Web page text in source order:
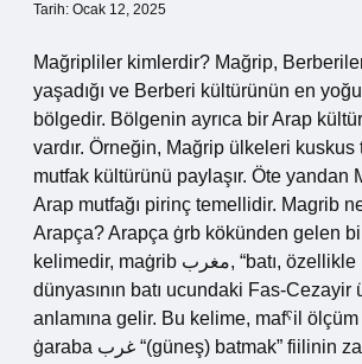
Tarih: Ocak 12, 2025
Mağripliler kimlerdir? Mağrip,
yaşadığı ve Berberi kültürünün en
bölgedir. Bölgenin ayrıca bir Arap
vardır. Örneğin, Mağrip ülkeleri kuskus
mutfak kültürünü paylaşır. Öte yandan
Arap mutfağı pirinç temellidir. Magrib
Arapça? Arapça ġrb kökünden gelen
kelimedir, maġrib مغرب, “batı, özellikle İslam
dünyasının batı ucundaki Fas-Cezayir
anlamına gelir. Bu kelime, mafˁil
ġaraba غرب “(güneş) batmak” fiilinin zaman ve yer